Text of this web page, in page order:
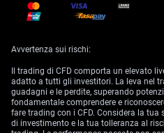
Avvertenza sui rischi:
Il trading di CFD comporta un elevato
adatto a tutti gli investitori. La leva nel
guadagni e le perdite, superando
fondamentale comprendere e
fare trading con i CFD. Considera la
di investimento e la tua tolleranza al